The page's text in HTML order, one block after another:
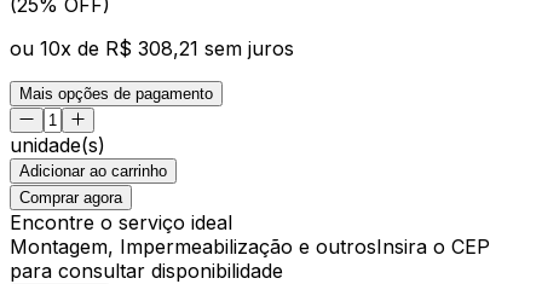
ou 10x de R$ 308,21 sem juros
Mais opções de pagamento
unidade(s)
Adicionar ao carrinho
Comprar agora
Encontre o serviço ideal
Montagem, Impermeabilização e outrosInsira o CEP
para consultar disponibilidade